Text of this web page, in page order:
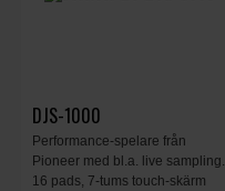
DJS-1000
Performance-spelare från
Pioneer med bl.a. live sampling.
16 pads, 7-tums touch-skärm